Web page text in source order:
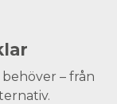
– från